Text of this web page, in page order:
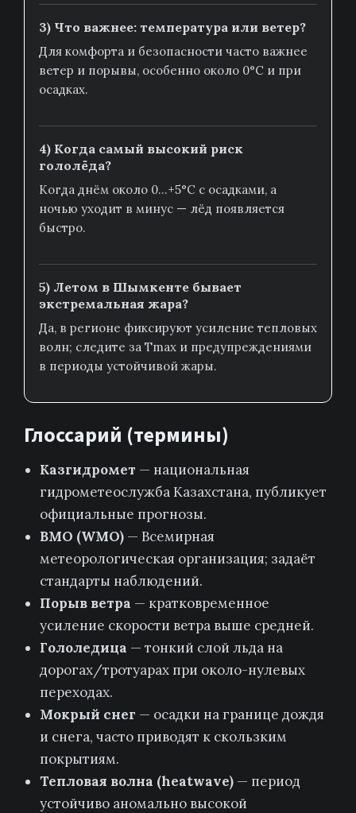
3) Что важнее: температура или ветер?
Для комфорта и безопасности часто важнее
ветер и порывы, особенно около 0°C и при
осадках.
4) Когда самый высокий риск
гололёда?
Когда днём около 0…+5°C с осадками, а
ночью уходит в минус — лёд появляется
быстро.
5) Летом в Шымкенте бывает
экстремальная жара?
Да, в регионе фиксируют усиление тепловых
волн; следите за Tmax и предупреждениями
в периоды устойчивой жары.
Глоссарий (термины)
Казгидромет — национальная
гидрометеослужба Казахстана, публикует
официальные прогнозы.
ВМО (WMO) — Всемирная
метеорологическая организация; задаёт
стандарты наблюдений.
Порыв ветра — кратковременное
усиление скорости ветра выше средней.
Гололедица — тонкий слой льда на
дорогах/тротуарах при около-нулевых
переходах.
Мокрый снег — осадки на границе дождя
и снега, часто приводят к скользким
покрытиям.
Тепловая волна (heatwave) — период
устойчиво аномально высокой